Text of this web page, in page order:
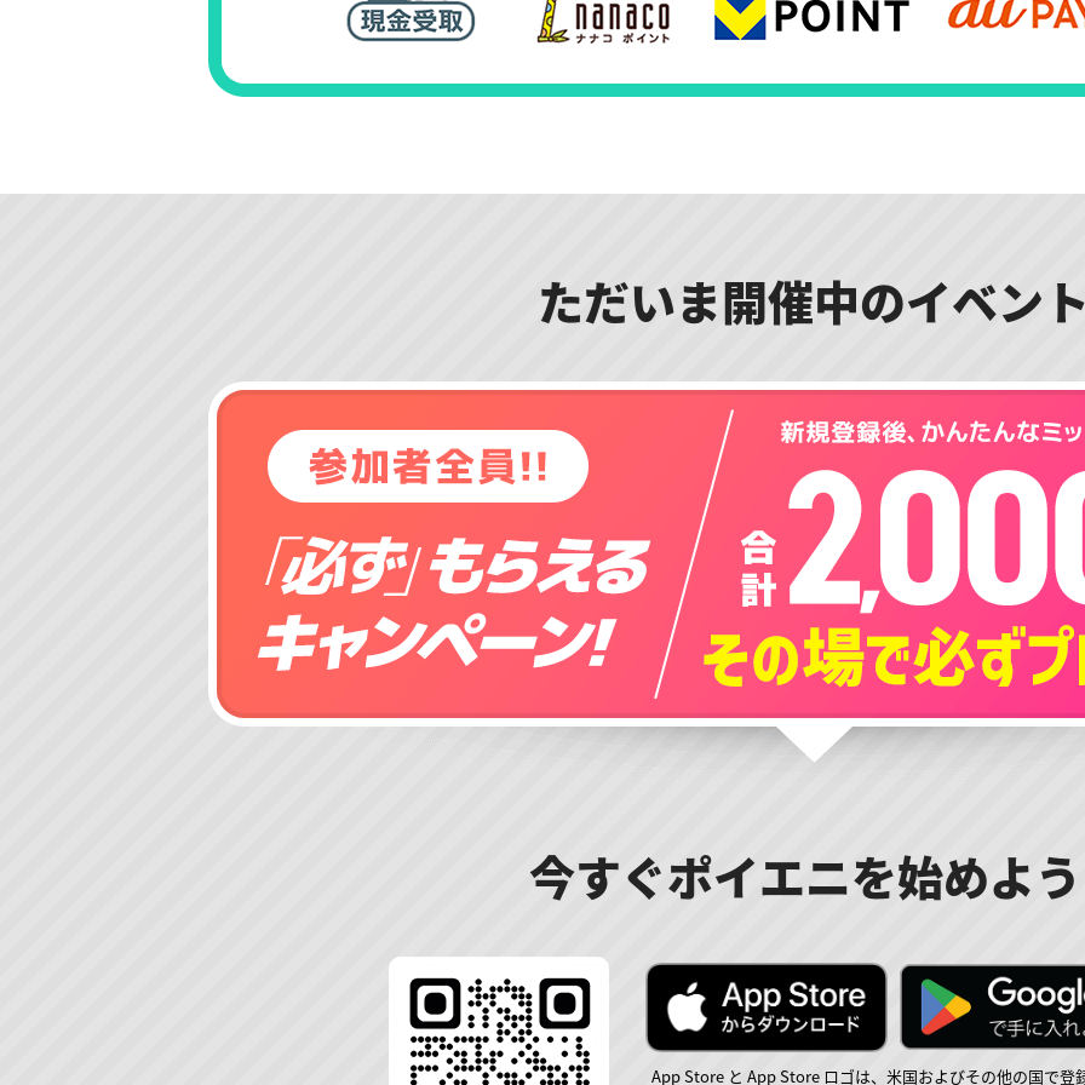
ただいま開催中のイベン
今すぐポイエニを始めよ
App Store と App Store ロゴは、米国およびその他の国で登